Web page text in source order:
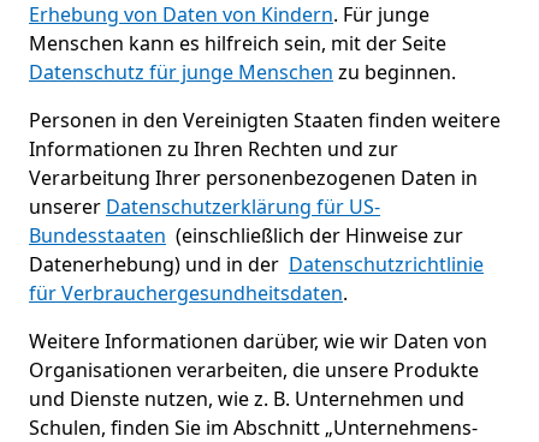
Erhebung von Daten von Kindern. Für junge
Menschen kann es hilfreich sein, mit der Seite
Datenschutz für junge Menschen zu beginnen.
Personen in den Vereinigten Staaten finden weitere
Informationen zu Ihren Rechten und zur
Verarbeitung Ihrer personenbezogenen Daten in
unserer Datenschutzerklärung für US-
Bundesstaaten (einschließlich der Hinweise zur
Datenerhebung) und in der Datenschutzrichtlinie
für Verbrauchergesundheitsdaten.
Weitere Informationen darüber, wie wir Daten von
Organisationen verarbeiten, die unsere Produkte
und Dienste nutzen, wie z. B. Unternehmen und
Schulen, finden Sie im Abschnitt „Unternehmens-